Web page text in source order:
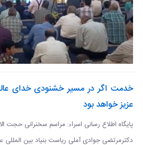
خدمت اگر در مسیر خشنودی خدای
عزیز خواهد بود
پایگاه اطلاع رسانی اسراء: مراسم سخنرانی حجت
دکترمرتضی جوادی آملی ریاست بنیاد بین المللی